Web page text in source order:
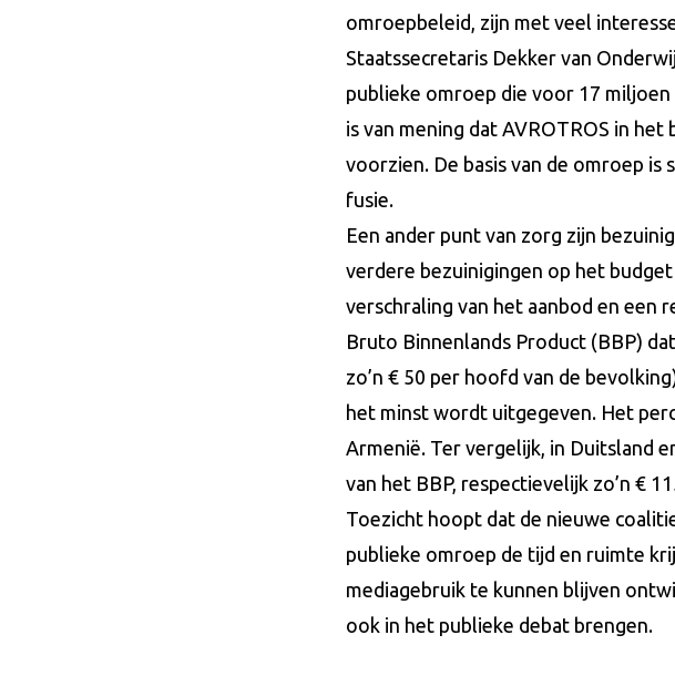
omroepbeleid, zijn met veel
Staatssecretaris Dekker van
publieke omroep die voor 17
is van mening dat AVROTROS in
voorzien. De basis van de omroep
fusie.
Een ander punt van zorg zijn
verdere bezuinigingen op het
verschraling van het aanbod en een
Bruto Binnenlands Product (BBP)
zo’n € 50 per hoofd van de
het minst wordt uitgegeven. Het
Armenië. Ter vergelijk, in Duitsland
van het BBP, respectievelijk zo’n €
Toezicht hoopt dat de nieuwe
publieke omroep de tijd en ruimte
mediagebruik te kunnen blijven
ook in het publieke debat brengen.